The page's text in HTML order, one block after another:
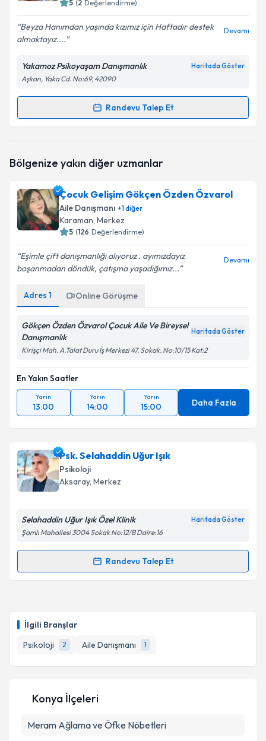
İlgili Branşlar
Psikoloji
2 Aile Danışmanı 1
Kişisel verilerimin işlenmesine ilişkin
Aydınlatma
Metni'ni okudum ve kişisel verilerimin belirtilen
kapsamda işlenmesini kabul ediyorum.
5 (2 Değerlendirme)
Beyza Hanımdan yaşında kızımız için Haftadır destek
almaktayız....
Devamı
Yakamoz Psikoyaşam Danışmanlık Haritada Göster
Aşkan, Yaka Cd. No:69, 42090
Randevu Talep Et
Randevu Takvimi Talebi
oluşturun. Size bu uzmandan randevu almanız için bir
E-posta Adresiniz
Kişisel verilerimin işlenmesine ilişkin
Aydınlatma
Metni'ni okudum ve kişisel verilerimin belirtilen
Takvim Talebini Gönder
Bölgenize yakın diğer uzmanlar
Çocuk Gelişim Gökçen Özden Özvarol
Aile Danışmanı +1diğer
Karaman, Merkez
5 (126 Değerlendirme)
Eşimle çift danışmanlığı alıyoruz . ayımızdayız
boşanmadan döndük, çatışma yaşadığımız...
Devamı
Adres 1 Online Görüşme
Gökçen Özden Özvarol Çocuk Aile Ve Bireysel
Danışmanlık
Haritada Göster
Kirişçi Mah. A.Talat Duru İş Merkezi 47. Sokak. No:10/15 Kat:2
En Yakın Saatler
Yarın
13:00
Yarın
14:00
Yarın
15:00 Daha Fazla
Psk. Selahaddin Uğur Işık
Psikoloji
Aksaray, Merkez
Selahaddin Uğur Işık Özel Klinik Haritada Göster
Şamlı Mahallesi 3004 Sokak No:12/B Daire:16
Randevu Talep Et
Randevu Takvimi Talebi
takvim hazırlandığında e-posta ile bilgilendireceğiz.
E-posta Adresiniz
Metni'ni okudum ve kişisel verilerimin belirtilen
Konya İlçeleri
Meram Ağlama ve Öfke Nöbetleri